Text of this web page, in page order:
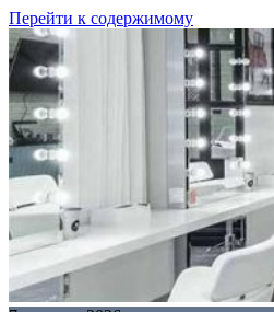
Перейти к содержимому